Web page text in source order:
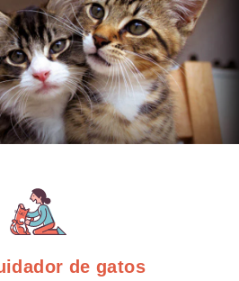
de gatos